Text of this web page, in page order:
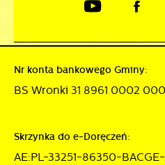
Nr konta bankowego Gminy:
BS Wronki 31 8961 0002
Skrzynka do e-Doręczeń:
AE:PL-33251-86350-